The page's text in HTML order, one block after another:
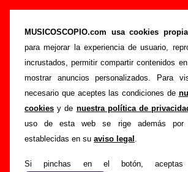
MUSICOSCOPIO.com usa cookies
para mejorar la experiencia de usuario,
incrustados, permitir compartir contenidos
mostrar anuncios personalizados. Para
necesario que aceptes las condiciones de
cookies y de nuestra política de
uso de esta web se rige además por
establecidas en su aviso legal .
Si pinchas en el botón, aceptas
“Mi caracola loca”, canción de
(Letra e información)
Portada >Sr. Chinarro >Canciones >Mi
Esta página pretende recopilar todo
sobre lacanción "Mi caracola loca"
Chinarro. Además de su letra,
información sobre el autor o los autores,
los que está incluido este tema,
encuentras errores o tienes información